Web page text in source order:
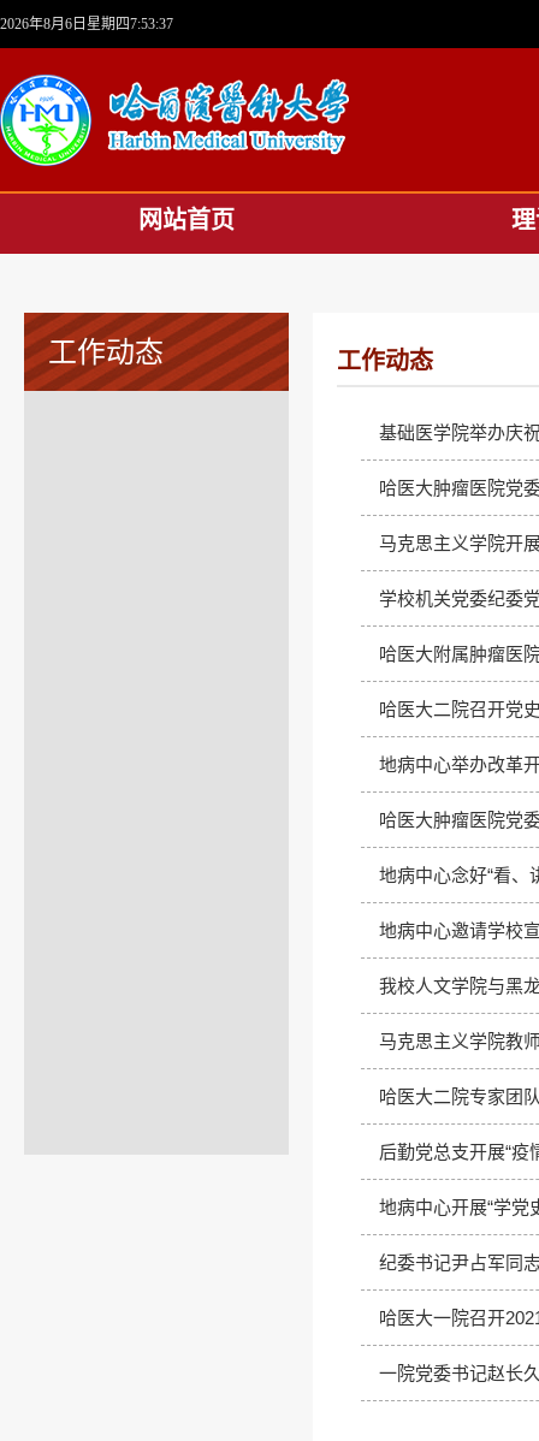
2026年8月6日星期四7:53:37
网站首页
工作动态 工作动态
基础医学院举办庆
哈医大肿瘤医院党
马克思主义学院开
学校机关党委纪委
哈医大附属肿瘤医
哈医大二院召开党
地病中心举办改革
哈医大肿瘤医院党
地病中心念好“看、
地病中心邀请学校
我校人文学院与黑
马克思主义学院教
哈医大二院专家团
后勤党总支开展“疫
地病中心开展“学党
纪委书记尹占军同
哈医大一院召开
一院党委书记赵长